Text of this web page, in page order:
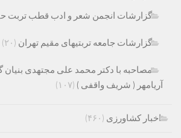
گزارشات انجمن شعر و ادب قطب تربت
گزارشات جامعه تربتیهای مقیم تهران (۲۰)
مصاحبه با دکتر محمد علی مجتهدی بنیان
آریامهر ( شریف واقفی ) (۱۰۷)
اخبار کشاورزی (۴۶۰)